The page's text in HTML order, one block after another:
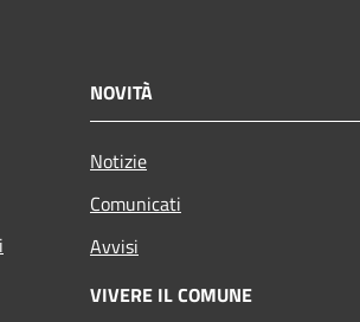
NOVITÀ
Notizie
Comunicati
Avvisi
VIVERE IL COMUNE